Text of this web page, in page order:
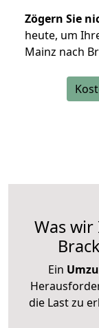
Zögern Sie
heute, um
Mainz nach
Was
Ein
die Last zu